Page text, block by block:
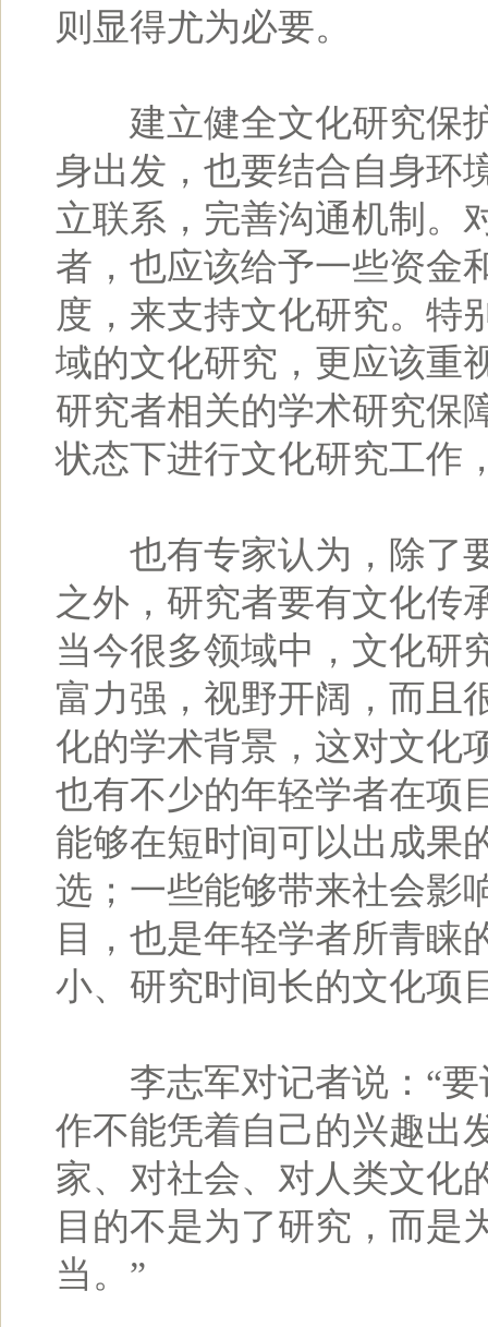
则显得尤为必要。
建立健全文化研究保护
身出发，也要结合自身环
立联系，完善沟通机制。
者，也应该给予一些资金
度，来支持文化研究。特
域的文化研究，更应该重
研究者相关的学术研究保
状态下进行文化研究工作
也有专家认为，除了要
之外，研究者要有文化传
当今很多领域中，文化研
富力强，视野开阔，而且
化的学术背景，这对文化
也有不少的年轻学者在项
能够在短时间可以出成果
选；一些能够带来社会影
目，也是年轻学者所青睐
小、研究时间长的文化项
李志军对记者说：“要
作不能凭着自己的兴趣出
家、对社会、对人类文化
目的不是为了研究，而是
当。”